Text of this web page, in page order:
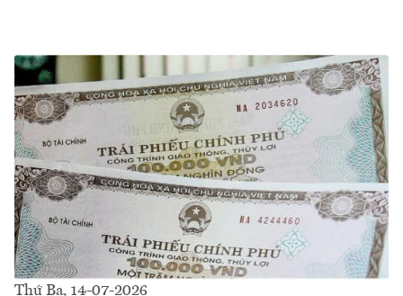
Thứ Ba, 14-07-2026